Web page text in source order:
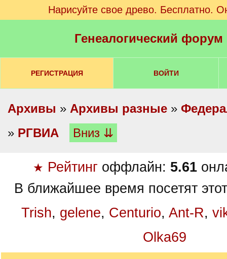
Нарисуйте свое древо. Бесплатно.
Генеалогический
РЕГИСТРАЦИЯ ВОЙТИ
Архивы » Архивы разные »
» РГВИА Вниз ⇊
★ Рейтинг оффлайн: 5.61
В ближайшее время посетят
Trish, gelene, Centurio, Ant-R,
Olka69